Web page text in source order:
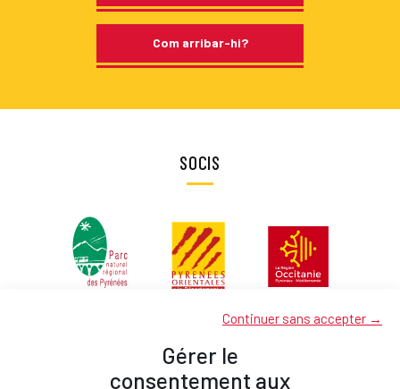
Gérer le
consentement aux
Continuer sans accepter →
Com arribar-hi?
SOCIS